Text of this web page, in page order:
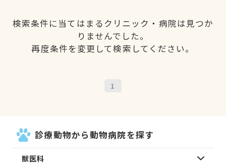
検索条件に当てはまるクリニック・病院は見つか
りませんでした。
再度条件を変更して検索してください。
1
診療動物から動物病院を探す
獣医科